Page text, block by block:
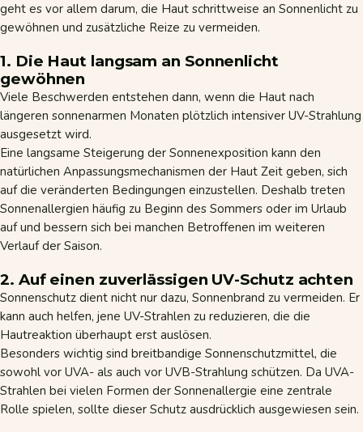
geht es vor allem darum, die Haut schrittweise an Sonnenlicht zu
gewöhnen und zusätzliche Reize zu vermeiden.
1. Die Haut langsam an Sonnenlicht
gewöhnen
Viele Beschwerden entstehen dann, wenn die Haut nach
längeren sonnenarmen Monaten plötzlich intensiver UV-Strahlung
ausgesetzt wird.
Eine langsame Steigerung der Sonnenexposition kann den
natürlichen Anpassungsmechanismen der Haut Zeit geben, sich
auf die veränderten Bedingungen einzustellen. Deshalb treten
Sonnenallergien häufig zu Beginn des Sommers oder im Urlaub
auf und bessern sich bei manchen Betroffenen im weiteren
Verlauf der Saison.
2. Auf einen zuverlässigen UV-Schutz achten
Sonnenschutz dient nicht nur dazu, Sonnenbrand zu vermeiden. Er
kann auch helfen, jene UV-Strahlen zu reduzieren, die die
Hautreaktion überhaupt erst auslösen.
Besonders wichtig sind breitbandige Sonnenschutzmittel, die
sowohl vor UVA- als auch vor UVB-Strahlung schützen. Da UVA-
Strahlen bei vielen Formen der Sonnenallergie eine zentrale
Rolle spielen, sollte dieser Schutz ausdrücklich ausgewiesen sein.